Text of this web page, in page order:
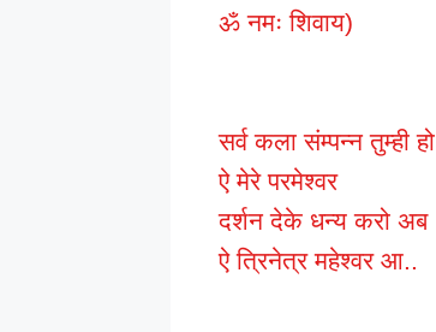
ॐ नमः शिवाय)
सर्व कला संम्पन्न तुम्ही हो
ऐ मेरे परमेश्वर
दर्शन देके धन्य करो अब
ऐ त्रिनेत्र महेश्वर आ..